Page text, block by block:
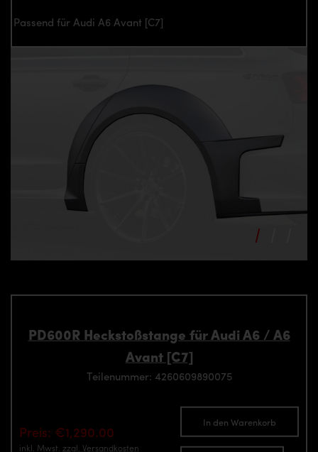
Passend für Audi A6 Avant [C7]
PD600R Heckstoßstange für Audi A6 / A6
Avant [C7]
Teilenummer: 4260609890075
Preis: €1,290.00
inkl. Mwst. zzgl. Versandkosten
In den Warenkorb